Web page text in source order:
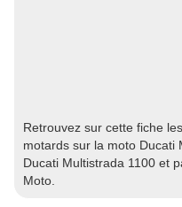
Retrouvez sur cette fiche
motards sur la moto Ducati
Ducati Multistrada 1100 et
Moto.